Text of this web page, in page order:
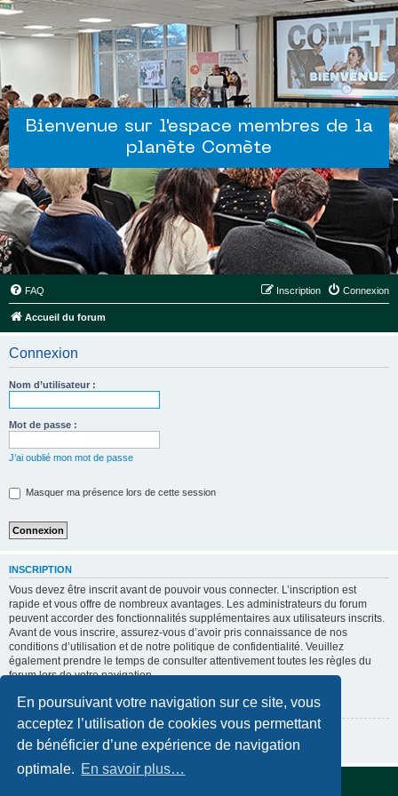
En poursuivant votre navigation sur ce site, vous
acceptez l’utilisation de cookies vous permettant
de bénéficier d’une expérience de navigation
optimale. En savoir plus…
Bienvenue sur l'espace membres de la
planète Comète
FAQ Connexion
Inscription
Accueil du forum
Connexion
Nom d’utilisateur :
Mot de passe :
J’ai oublié mon mot de passe
Masquer ma présence lors de cette session
INSCRIPTION
Vous devez être inscrit avant de pouvoir vous connecter. L’inscription est
rapide et vous offre de nombreux avantages. Les administrateurs du forum
peuvent accorder des fonctionnalités supplémentaires aux utilisateurs inscrits.
Avant de vous inscrire, assurez-vous d’avoir pris connaissance de nos
conditions d’utilisation et de notre politique de confidentialité. Veuillez
également prendre le temps de consulter attentivement toutes les règles du
forum lors de votre navigation.
Conditions d’utilisation|Politique de confidentialité
Inscription